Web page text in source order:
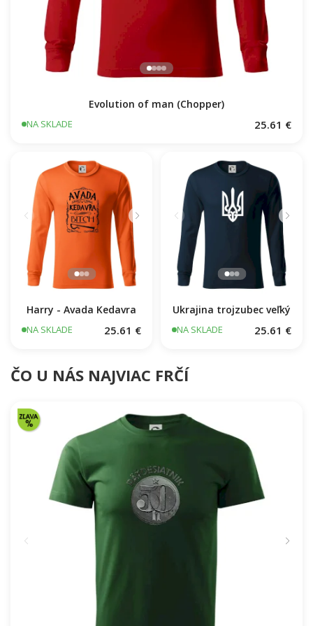
Evolution of man (Chopper)
NA SKLADE 25.61 €
Harry - Avada Kedavra
NA SKLADE 25.61 €
Ukrajina trojzubec veľký
NA SKLADE 25.61 €
ČO U NÁS NAJVIAC FRČÍ